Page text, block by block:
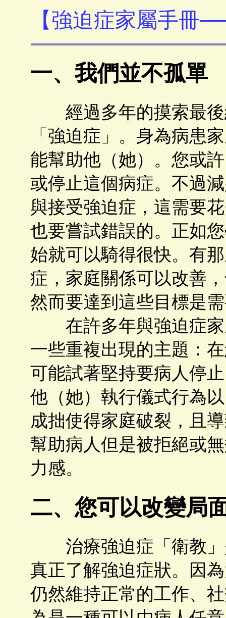
【強迫症家屬手冊
一、我們並不孤單
經過多年的摸索最後
「強迫症」。身為病患
能幫助他（她）。您或
或停止這個病症。不過
與接受強迫症，這需要
也要嘗試錯誤的。正如
始就可以騎得很快。有
症，家庭關係可以改善
然而要達到這些目標是
在許多年與強迫症家
一些重複出現的主題：
可能試著堅持要病人停
他（她）執行儀式行為
成拙使得家庭破裂，且
幫助病人但是被拒絕或
力感。
二、您可以改變局
治療強迫症「衛教」
真正了解強迫症狀。因
仍然維持正常的工作、